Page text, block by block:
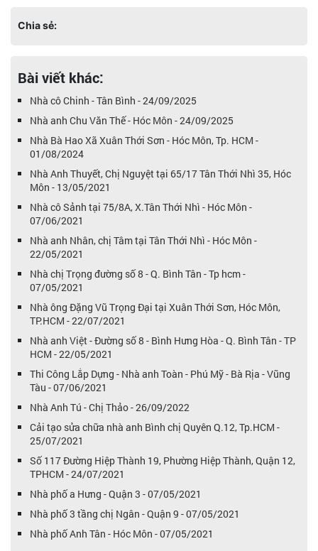
Chia sẻ:
Bài viết khác:
Nhà cô Chinh - Tân Bình - 24/09/2025
Nhà anh Chu Văn Thế - Hóc Môn - 24/09/2025
Nhà Bà Hao Xã Xuân Thới Sơn - Hóc Môn, Tp. HCM -
01/08/2024
Nhà Anh Thuyết, Chị Nguyệt tại 65/17 Tân Thới Nhì 35, Hóc
Môn - 13/05/2021
Nhà cô Sảnh tại 75/8A, X.Tân Thới Nhì - Hóc Môn -
07/06/2021
Nhà anh Nhân, chị Tâm tại Tân Thới Nhì - Hóc Môn -
22/05/2021
Nhà chị Trọng đường số 8 - Q. Bình Tân - Tp hcm -
07/05/2021
Nhà ông Đặng Vũ Trọng Đại tại Xuân Thới Sơn, Hóc Môn,
TP.HCM - 22/07/2021
Nhà anh Việt - Đường số 8 - Bình Hưng Hòa - Q. Bình Tân - TP
HCM - 22/05/2021
Thi Công Lắp Dựng - Nhà anh Toàn - Phú Mỹ - Bà Rịa - Vũng
Tàu - 07/06/2021
Nhà Anh Tú - Chị Thảo - 26/09/2022
Cải tạo sửa chữa nhà anh Bình chị Quyên Q.12, Tp.HCM -
25/07/2021
Số 117 Đường Hiệp Thành 19, Phường Hiệp Thành, Quận 12,
TPHCM - 24/07/2021
Nhà phố a Hưng - Quận 3 - 07/05/2021
Nhà phố 3 tầng chị Ngân - Quận 9 - 07/05/2021
Nhà phố Anh Tân - Hóc Môn - 07/05/2021